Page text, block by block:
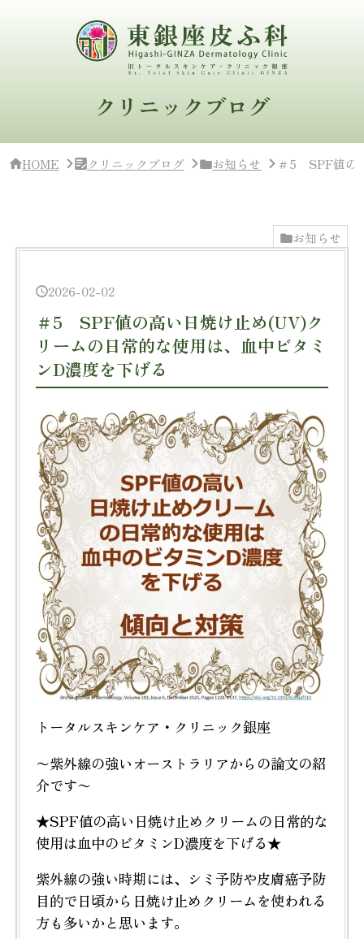
クリニックブログ
HOME クリニックブログ お知らせ ＃5 SPF値の
お知らせ
2026-02-02
＃5 SPF値の高い日焼け止め(UV)ク
リームの日常的な使用は、血中ビタミ
ンD濃度を下げる
トータルスキンケア・クリニック銀座
〜紫外線の強いオーストラリアからの論文の紹
介です〜
★SPF値の高い日焼け止めクリームの日常的な
使用は血中のビタミンD濃度を下げる★
紫外線の強い時期には、シミ予防や皮膚癌予防
目的で日頃から日焼け止めクリームを使われる
方も多いかと思います。